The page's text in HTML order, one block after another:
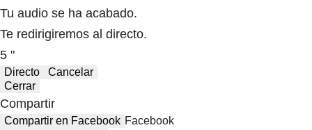
Tu audio se ha acabado.
Te redirigiremos al directo.
5 "
Directo
Cancelar
Cerrar
Compartir
Compartir en Facebook Facebook